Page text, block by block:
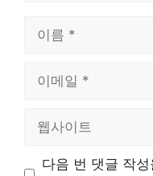
다음 번 댓글 작